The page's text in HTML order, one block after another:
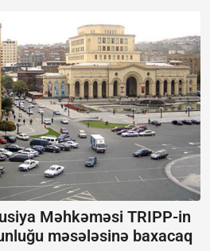
Məhkəməsi TRIPP-in
məsələsinə baxacaq